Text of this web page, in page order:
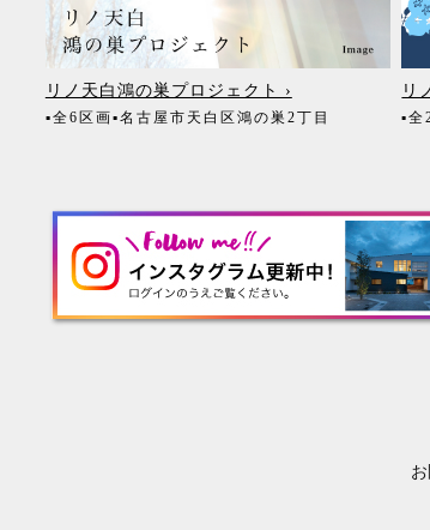
リノ天白鴻の巣プロジェクト ›
▪全6区画▪名古屋市天白区鴻の巣2丁目
リ
▪全